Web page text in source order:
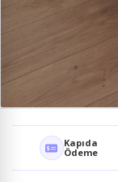
Kapıda
Ödeme